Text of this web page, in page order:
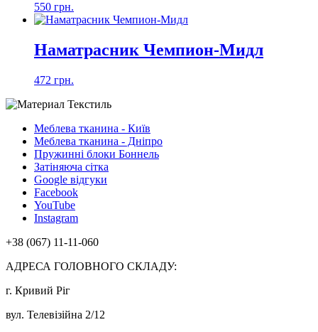
550 грн.
Наматрасник Чемпион-Мидл
472 грн.
Меблева тканина - Київ
Меблева тканина - Дніпро
Пружинні блоки Боннель
Затіняюча сітка
Google відгуки
Facebook
YouTube
Instagram
+38 (067) 11-11-060
АДРЕСА ГОЛОВНОГО СКЛАДУ:
г. Кривий Ріг
вул. Телевізійна 2/12